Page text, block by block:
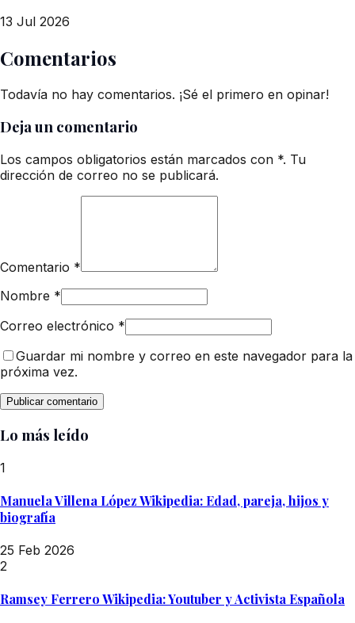
13 Jul 2026
Comentarios
Todavía no hay comentarios. ¡Sé el primero en opinar!
Deja un comentario
Los campos obligatorios están marcados con *. Tu
dirección de correo no se publicará.
Comentario *
Nombre *
Correo electrónico *
Guardar mi nombre y correo en este navegador para la
próxima vez.
Lo más leído
1
Manuela Villena López Wikipedia: Edad, pareja, hijos y
biografía
25 Feb 2026
2
Ramsey Ferrero Wikipedia: Youtuber y Activista Española